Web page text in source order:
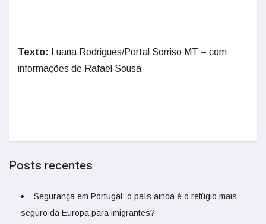
Texto: Luana Rodrigues/Portal Sorriso MT – com
informações de Rafael Sousa
Posts recentes
Segurança em Portugal: o país ainda é o refúgio mais
seguro da Europa para imigrantes?